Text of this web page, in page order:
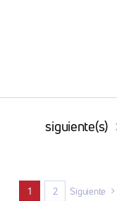
Eventos
siguiente(s)
1 2 Siguiente